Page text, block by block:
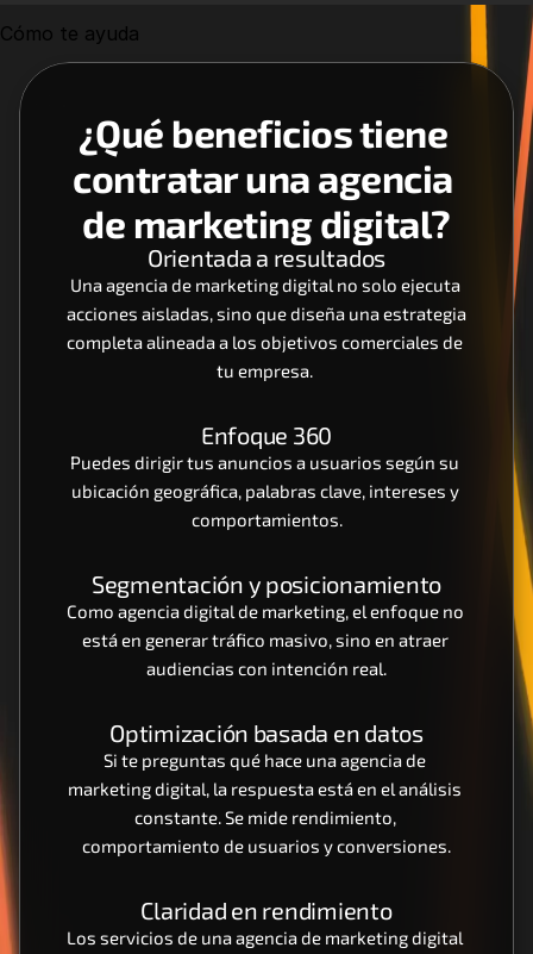
Cómo te ayuda
¿Qué beneficios tiene
contratar una agencia
de marketing digital?
Orientada a resultados
Una agencia de marketing digital no solo ejecuta
acciones aisladas, sino que diseña una estrategia
completa alineada a los objetivos comerciales de
tu empresa.
Enfoque 360
Puedes dirigir tus anuncios a usuarios según su
ubicación geográfica, palabras clave, intereses y
comportamientos.
Segmentación y posicionamiento
Como agencia digital de marketing, el enfoque no
está en generar tráfico masivo, sino en atraer
audiencias con intención real.
Optimización basada en datos
Si te preguntas qué hace una agencia de
marketing digital, la respuesta está en el análisis
constante. Se mide rendimiento,
comportamiento de usuarios y conversiones.
Claridad en rendimiento
Los servicios de una agencia de marketing digital